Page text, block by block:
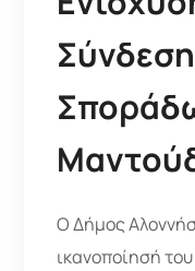
Ο Δήμος
ικανοποίησή